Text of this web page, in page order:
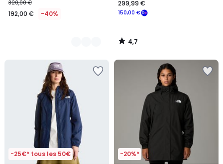
320,00 €
192,00 € -40% 150,00 €
299,99 €
4,7
/
-25€* tous les 50€ -20%*